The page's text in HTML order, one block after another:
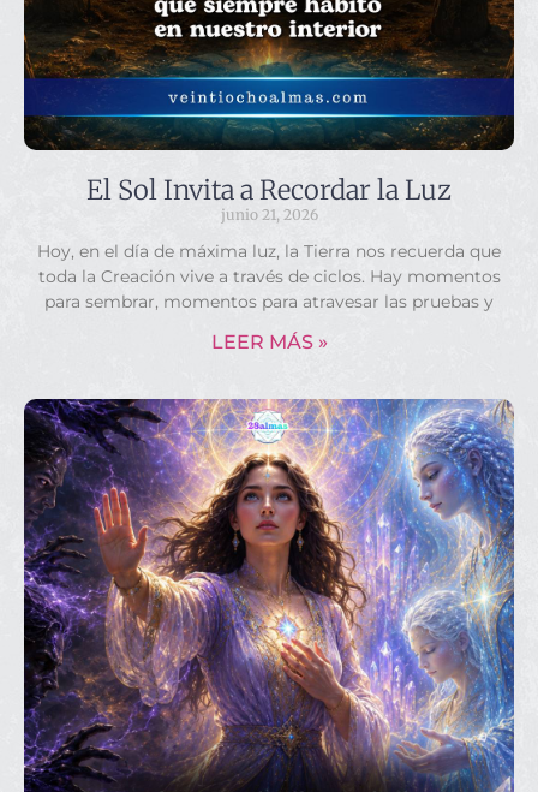
El Sol Invita a Recordar la Luz
junio 21, 2026
Hoy, en el día de máxima luz, la Tierra nos recuerda que
toda la Creación vive a través de ciclos. Hay momentos
para sembrar, momentos para atravesar las pruebas y
LEER MÁS »